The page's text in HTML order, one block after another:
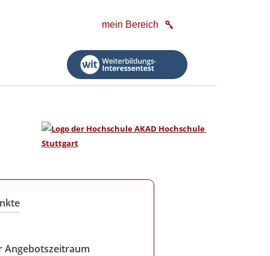
mein Bereich
Angebotszeitraum